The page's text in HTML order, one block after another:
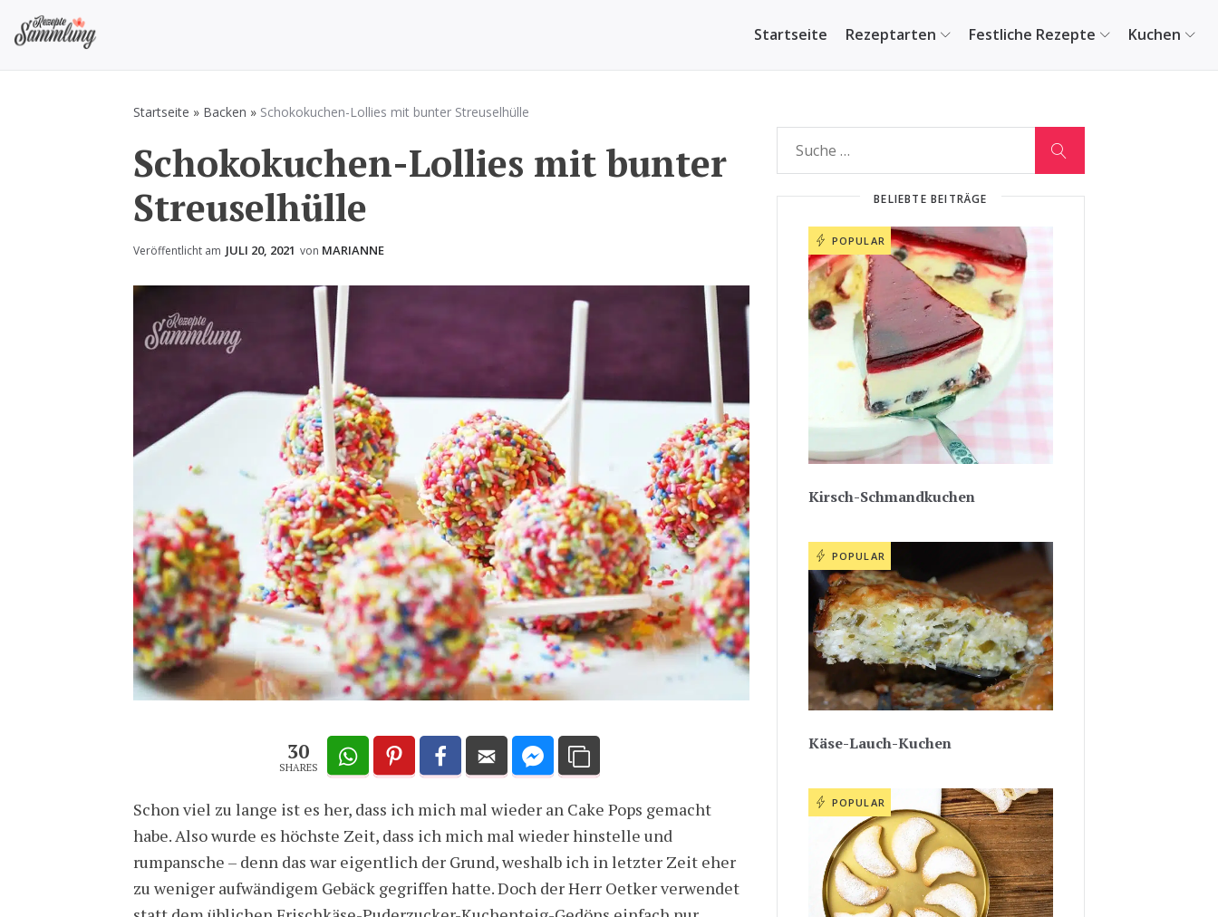
Inhalt
Startseite Rezeptarten Festliche Rezepte Kuchen
Startseite » Backen » Schokokuchen-Lollies mit bunter Streuselhülle
Schokokuchen-Lollies mit bunter
Streuselhülle
Veröffentlicht am JULI 20, 2021 von MARIANNE
30
SHARES
Schon viel zu lange ist es her, dass ich mich mal wieder an Cake Pops gemacht
habe. Also wurde es höchste Zeit, dass ich mich mal wieder hinstelle und
rumpansche – denn das war eigentlich der Grund, weshalb ich in letzter Zeit eher
zu weniger aufwändigem Gebäck gegriffen hatte. Doch der Herr Oetker verwendet
BELIEBTE BEITRÄGE
POPULAR
Kirsch-Schmandkuchen
POPULAR
Käse-Lauch-Kuchen
POPULAR